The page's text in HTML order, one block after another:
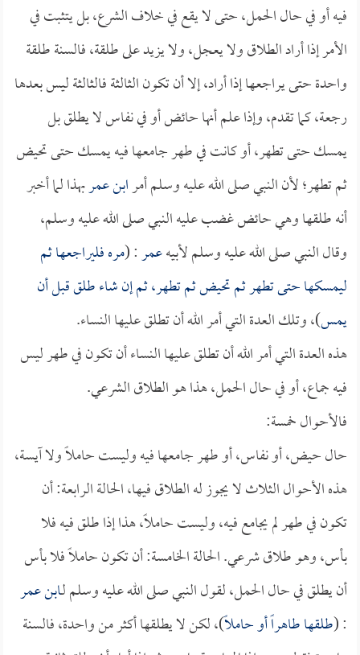
فيه أو في حال الحمل، حتى لا يقع في خلاف الشرع، بل يتثبت في
الأمر إذا أراد الطلاق ولا يعجل، ولا يزيد على طلقة، فالسنة طلقة
واحدة حتى يراجعها إذا أراد، إلا أن تكون الثالثة فالثالثة ليس بعدها
رجعة، كما تقدم، وإذا علم أنها حائض أو في نفاس لا يطلق بل
يمسك حتى تطهر، أو كانت في طهر جامعها فيه يمسك حتى تحيض
ثم تطهر؛ لأن النبي صلى الله عليه وسلم أمرابن عمربهذا لما أخبر
أنه طلقها وهي حائض غضب عليه النبي صلى الله عليه وسلم،
وقال النبي صلى الله عليه وسلم لأبيهعمر: (مره فليراجعها ثم
ليمسكها حتى تطهر ثم تحيض ثم تطهر، ثم إن شاء طلق قبل أن
يمس)، وتلك العدة التي أمر الله أن تطلق عليها النساء.
هذه العدة التي أمر الله أن تطلق عليها النساء أن تكون في طهر ليس
فيه جماع، أو في حال الحمل، هذا هو الطلاق الشرعي.
فالأحوال خمسة:
حال حيض، أو نفاس، أو طهر جامعها فيه وليست حاملاً ولا آيسة،
هذه الأحوال الثلاث لا يجوز له الطلاق فيها، الحالة الرابعة: أن
تكون في طهر لم يجامع فيه، وليست حاملاً، هذا إذا طلق فيه فلا
بأس، وهو طلاق شرعي. الحالة الخامسة: أن تكون حاملاً فلا بأس
أن يطلق في حال الحمل، لقول النبي صلى الله عليه وسلم لـابن عمر
: (طلقها طاهراً أو حاملاً)، لكن لا يطلقها أكثر من واحدة، فالسنة